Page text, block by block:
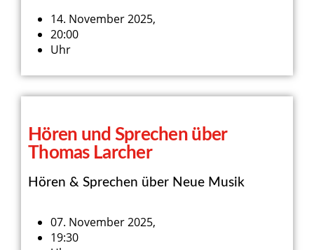
14. November 2025,
20:00
Uhr
Hören und Sprechen über
Thomas Larcher
Hören & Sprechen über Neue Musik
07. November 2025,
19:30